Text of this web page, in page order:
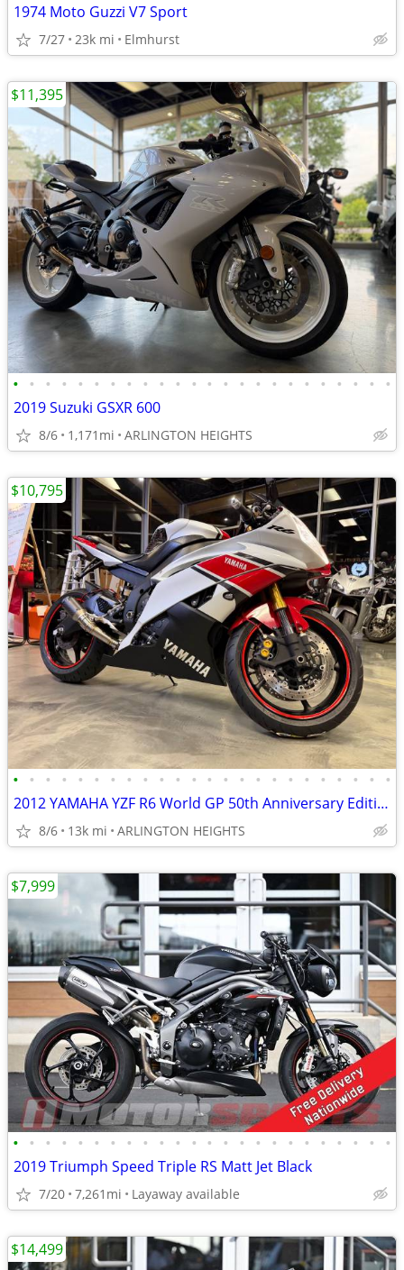
1974 Moto Guzzi V7 Sport
7/27 23k mi Elmhurst
• • • • • • • • • • • • • • • • • • • • • • • •
2019 Suzuki GSXR 600
8/6 1,171mi ARLINGTON HEIGHTS
$11,395
• • • • • • • • • • • • • • • • • • • • • • • •
2012 YAMAHA YZF R6 World GP 50th Anniversary Edition
8/6 13k mi ARLINGTON HEIGHTS
$10,795
• • • • • • • • • • • • • • • • • • • • • • • •
2019 Triumph Speed Triple RS Matt Jet Black
7/20 7,261mi Layaway available
$7,999
$14,499